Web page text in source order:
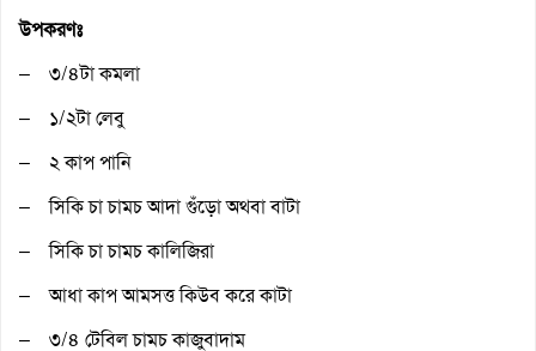
উপকরণঃ
– ৩/৪টা কমলা
– ১/২টা লেবু
– ২ কাপ পানি
– সিকি চা চামচ আদা গুঁড়ো অথবা বাটা
– সিকি চা চামচ কালিজিরা
– আধা কাপ আমসত্ত কিউব করে কাটা
– ৩/৪ টেবিল চামচ কাজুবাদাম